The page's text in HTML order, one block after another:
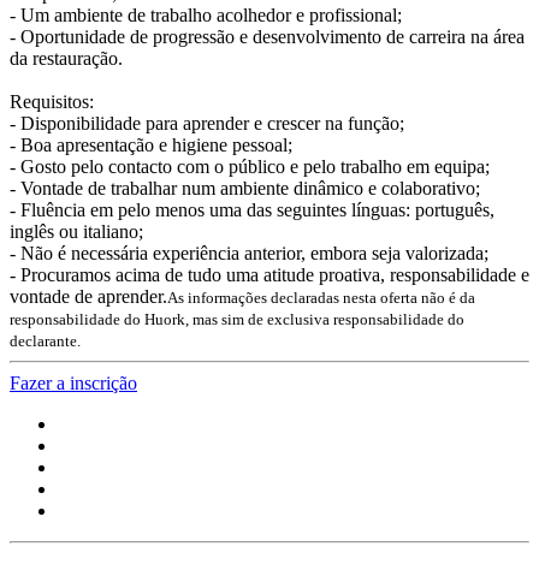
- Um ambiente de trabalho acolhedor e profissional;
- Oportunidade de progressão e desenvolvimento de carreira na área
da restauração.
Requisitos:
- Disponibilidade para aprender e crescer na função;
- Boa apresentação e higiene pessoal;
- Gosto pelo contacto com o público e pelo trabalho em equipa;
- Vontade de trabalhar num ambiente dinâmico e colaborativo;
- Fluência em pelo menos uma das seguintes línguas: português,
inglês ou italiano;
- Não é necessária experiência anterior, embora seja valorizada;
- Procuramos acima de tudo uma atitude proativa, responsabilidade e
vontade de aprender.As informações declaradas nesta oferta não é da
responsabilidade do Huork, mas sim de exclusiva responsabilidade do
declarante.
Fazer a inscrição